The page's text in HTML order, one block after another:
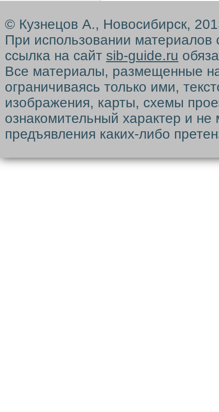
© Кузнецов А., Новосибирск,
При использовании материалов
ссылка на сайт sib-guide.ru
Все материалы, размещенные
ограничиваясь только ими,
изображения, карты, схемы
ознакомительный характер и
предъявления каких-либо